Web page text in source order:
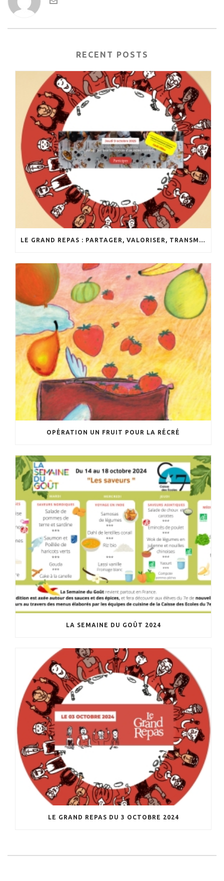
RECENT POSTS
LE GRAND REPAS : PARTAGER, VALORISER, TRANSMETTRE
OPÉRATION UN FRUIT POUR LA RÉCRÉ
LA SEMAINE DU GOÛT 2024
LE GRAND REPAS DU 3 OCTOBRE 2024